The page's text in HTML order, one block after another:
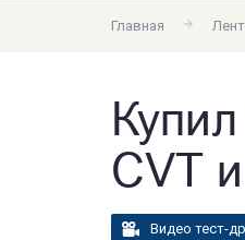
Главная
CVT
Видео тест-